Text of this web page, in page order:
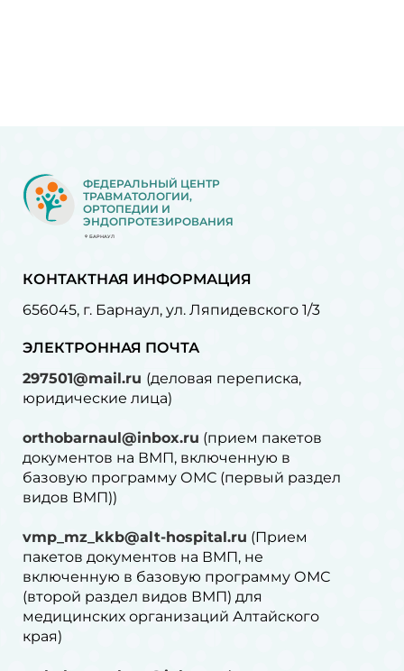
ФЕДЕРАЛЬНЫЙ ЦЕНТР
ТРАВМАТОЛОГИИ,
ОРТОПЕДИИ И
ЭНДОПРОТЕЗИРОВАНИЯ
БАРНАУЛ
КОНТАКТНАЯ ИНФОРМАЦИЯ
656045, г. Барнаул, ул. Ляпидевского 1/3
ЭЛЕКТРОННАЯ ПОЧТА
297501@mail.ru (деловая переписка,
юридические лица)
orthobarnaul@inbox.ru (прием пакетов
документов на ВМП, включенную в
базовую программу ОМС (первый раздел
видов ВМП))
vmp_mz_kkb@alt-hospital.ru (Прием
пакетов документов на ВМП, не
включенную в базовую программу ОМС
(второй раздел видов ВМП) для
медицинских организаций Алтайского
края)